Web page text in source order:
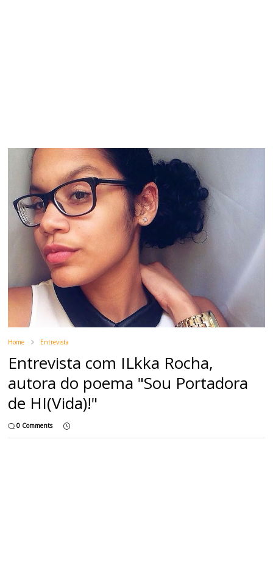
Home Entrevista
Entrevista com ILkka Rocha,
autora do poema "Sou Portadora
de HI(Vida)!"
0 Comments